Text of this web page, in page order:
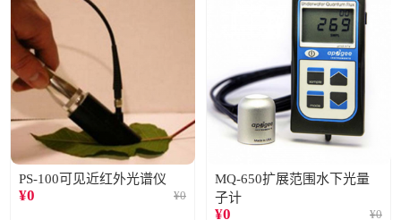
PS-100可见近红外光谱仪
¥0 ¥0
MQ-650扩展范围水下光量
子计
¥0 ¥0